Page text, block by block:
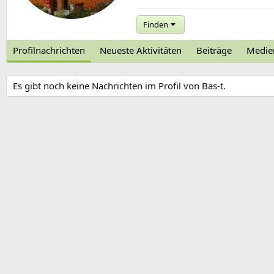
Finden
Profilnachrichten Neueste Aktivitäten Beiträge
Es gibt noch keine Nachrichten im Profil von Bas-t.